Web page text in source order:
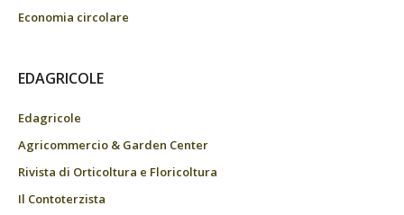
Economia circolare
EDAGRICOLE
Edagricole
Agricommercio & Garden Center
Rivista di Orticoltura e Floricoltura
Il Contoterzista